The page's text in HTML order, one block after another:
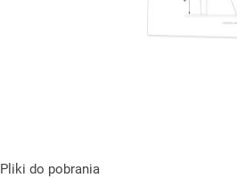
Pliki do pobrania